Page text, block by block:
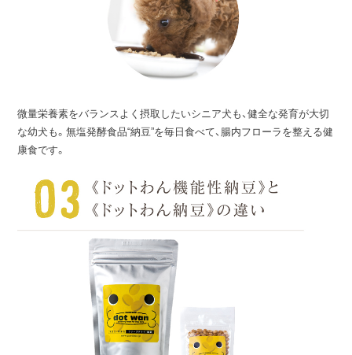
微量栄養素をバランスよく摂取したいシニア犬も、健全な発育が大切
な幼犬も。無塩発酵食品“納豆”を毎日食べて、腸内フローラを整える健
康食です。